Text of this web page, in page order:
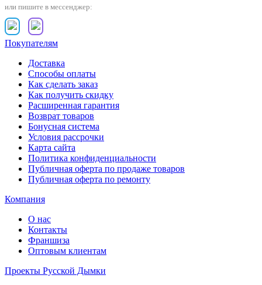
или пишите в мессенджер:
Покупателям
Доставка
Способы оплаты
Как сделать заказ
Как получить скидку
Расширенная гарантия
Возврат товаров
Бонусная система
Условия рассрочки
Карта сайта
Политика конфиденциальности
Публичная оферта по продаже товаров
Публичная оферта по ремонту
Компания
О нас
Контакты
Франшиза
Оптовым клиентам
Проекты Русской Дымки